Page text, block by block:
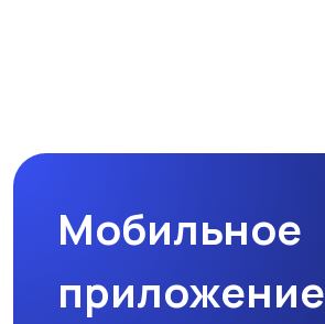
Мобильное
приложение